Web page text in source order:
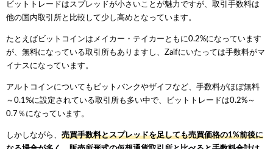
ビットトレードはスプレッドが小さいことが魅力ですが、取引手数料は
他の国内取引所と比較して少し高めとなっています。
たとえばビットコインはメイカー・テイカーともに0.2%になっています
が、無料になっている取引所もありますし、Zaifにいたっては手数料がマ
イナスになっています。
アルトコインについてもビットバンクやザイフなど、手数料がほぼ無料
～0.1%に設定されている取引所も多い中で、ビットトレードは0.2%～
0.7％になっています。
しかしながら、 売買手数料とスプレッドを足しても売買価格の1%前後に